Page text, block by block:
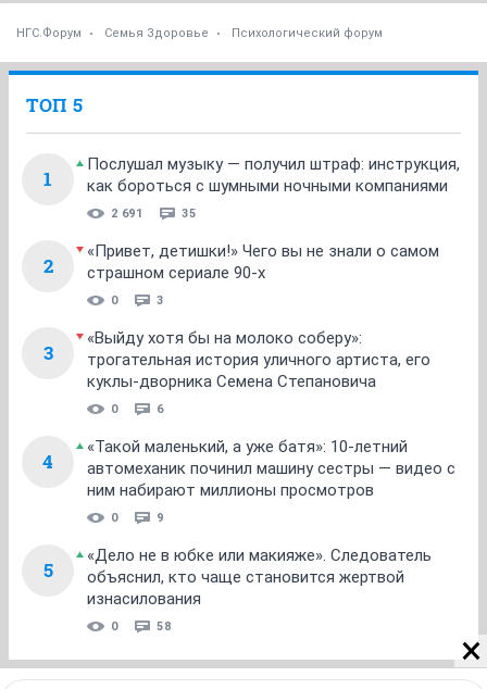
НГС.Форум Семья Здоровье Психологический форум
ТОП 5
1
Послушал музыку — получил штраф: инструкция,
как бороться с шумными ночными компаниями
2 691 35
2
«Привет, детишки!» Чего вы не знали о самом
страшном сериале 90-х
0 3
3
«Выйду хотя бы на молоко соберу»:
трогательная история уличного артиста, его
куклы-дворника Семена Степановича
0 6
4
«Такой маленький, а уже батя»: 10-летний
автомеханик починил машину сестры — видео с
ним набирают миллионы просмотров
0 9
5
«Дело не в юбке или макияже». Следователь
объяснил, кто чаще становится жертвой
изнасилования
0 58